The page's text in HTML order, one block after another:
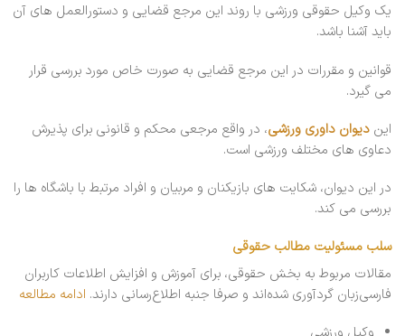
یک وکیل حقوقی ورزشی با روند این مرجع قضایی و دستورالعمل های آن
باید آشنا باشد.
قوانین و مقررات در این مرجع قضایی به صورت خاص مورد بررسی قرار
می گیرد.
این دیوان داوری ورزشی، در واقع مرجعی محکم و قانونی برای پذیرش
دعاوی های مختلف ورزشی است.
در این دیوان، شکایت های بازیکنان و مربیان و افراد مرتبط با باشگاه ها را
بررسی می کند.
سلب مسئولیت مطالب حقوقی
مقالات مربوط به بخش حقوقی، برای آموزش و افزایش اطلاعات کاربران
فارسی‌زبان گردآوری شده‌اند و صرفا جنبه اطلاع‌رسانی دارند. ادامه مطالعه